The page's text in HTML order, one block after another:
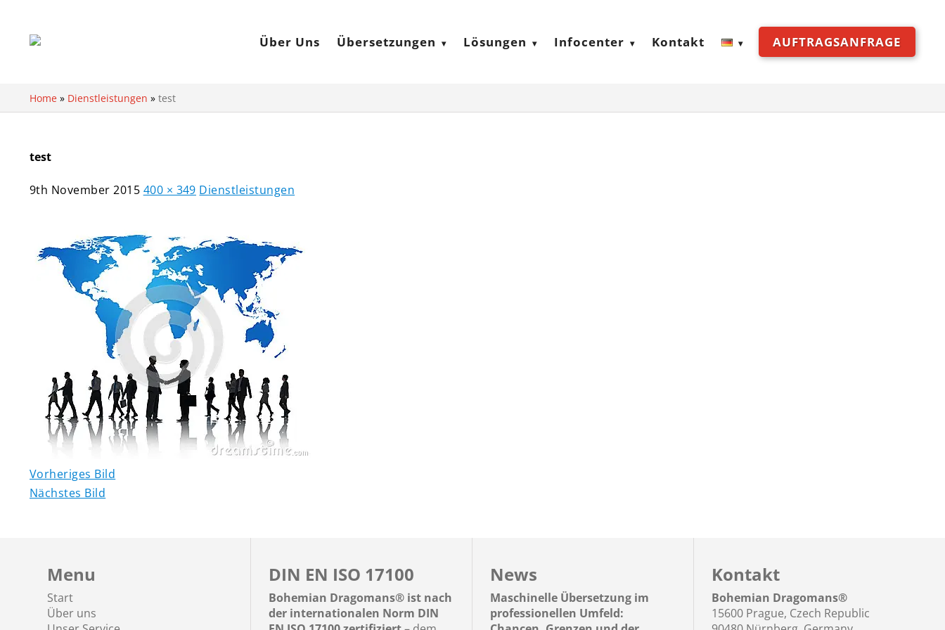
Über Uns Übersetzungen Lösungen Infocenter Kontakt AUFTRAGSANFRAGE
Home » Dienstleistungen » test
test
9th November 2015 400 × 349 Dienstleistungen
Vorheriges Bild
Nächstes Bild
Menu
Start
Über uns
DIN EN ISO 17100
Bohemian Dragomans® ist nach
der internationalen Norm DIN
News
Maschinelle Übersetzung im
professionellen Umfeld:
Kontakt
Bohemian Dragomans®
15600 Prague, Czech Republic